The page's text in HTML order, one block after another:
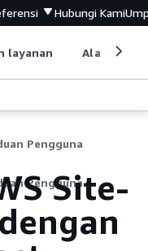
Hubungi Kami
layanan Alat
Pengguna
PenggunaSite-